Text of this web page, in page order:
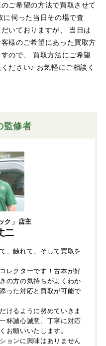
ご希望の方法で買取させて
に伺った当日その場で査
いておりますが、 当日は
様のご希望にあった買取方
ので、 買取方法にご希望
ださい♪ お気軽にご相談く
監修者
ク」店主
二
、触れて、そして買取を
レクターです！古本が好
の方の気持ちがよくわか
った対応と買取が可能で
けるように努めていきま
杯誠心誠意、丁寧に対応
お願いいたします。
ョンに興味はありません